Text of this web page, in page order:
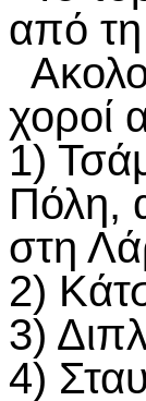
από
χοροί
1)
Πόλη,
στη
2)
3)
4)